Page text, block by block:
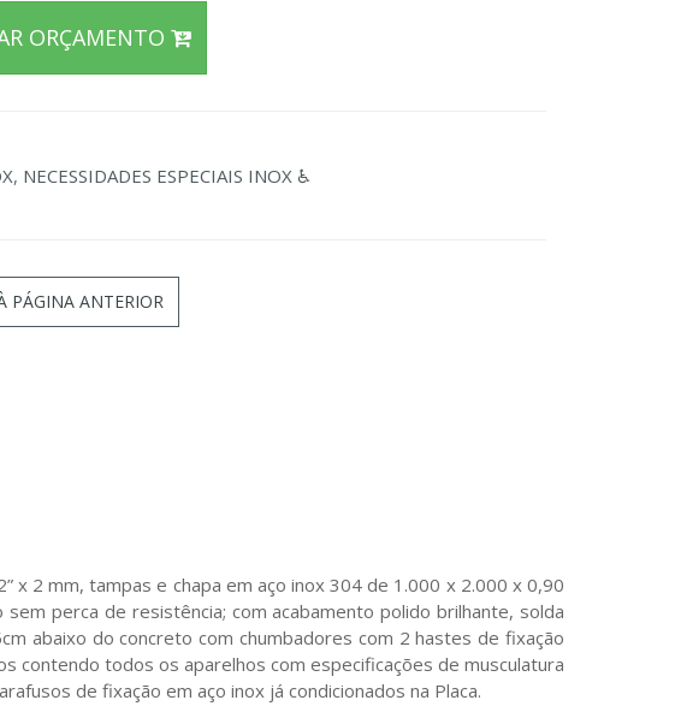
ORÇAMENTO
, NECESSIDADES ESPECIAIS INOX ♿
PÁGINA ANTERIOR
x 2 mm, tampas e chapa em aço inox 304 de 1.000 x 2.000 x 0,90
perca de resistência; com acabamento polido brilhante, solda
abaixo do concreto com chumbadores com 2 hastes de fixação
contendo todos os aparelhos com especificações de musculatura
de fixação em aço inox já condicionados na Placa.